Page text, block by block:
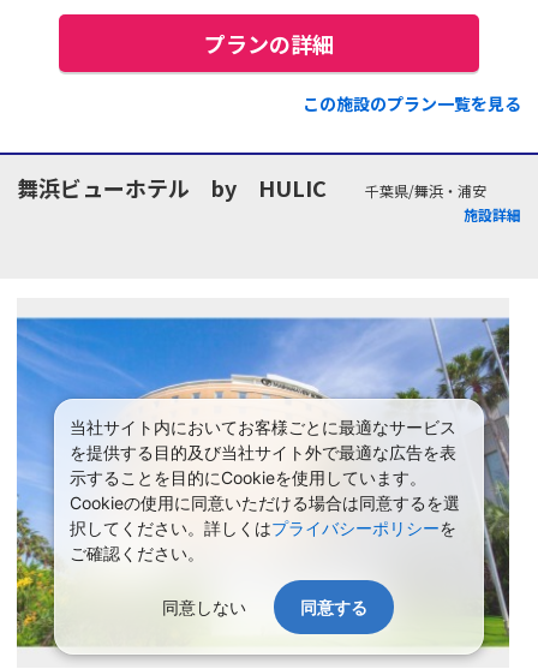
プランの詳細
この施設のプラン一覧を見る
舞浜ビューホテル by HULIC
千葉県/舞浜・浦安
施設詳細
当社サイト内においてお客様ごとに最適なサービス
を提供する目的及び当社サイト外で最適な広告を表
示することを目的にCookieを使用しています。
Cookieの使用に同意いただける場合は同意するを選
択してください。詳しくはプライバシーポリシーを
ご確認ください。
同意しない 同意する